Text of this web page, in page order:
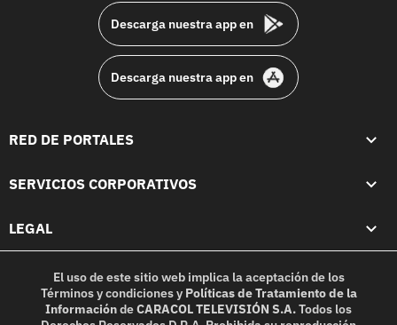
Descarga nuestra app en
Descarga nuestra app en
RED DE PORTALES
SERVICIOS CORPORATIVOS
LEGAL
El uso de este sitio web implica la aceptación de los
Términos y condicionesy Políticas de Tratamiento de la
InformacióndeCARACOL TELEVISIÓN S.A.Todos los